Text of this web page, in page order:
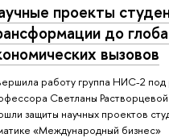
проекты
до
вызовов
работу группа НИС-2 под
Светланы
защиты научных проектов
«Международный бизнес»